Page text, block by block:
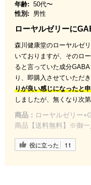
年齢: 50代〜
性別:
男性
ローヤルゼリーに
森川健康堂のローヤルゼ
いておりますが、そのロ
ると言っていた成分
り、即購入させていただき
りが良い感じになったと
しましたが、無くなり次
商品： ローヤルゼリー
商品【送料無料】※御
役に立った 11